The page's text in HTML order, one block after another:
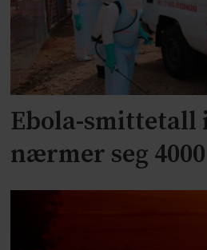
Ebola-smittetall
nærmer seg 4000